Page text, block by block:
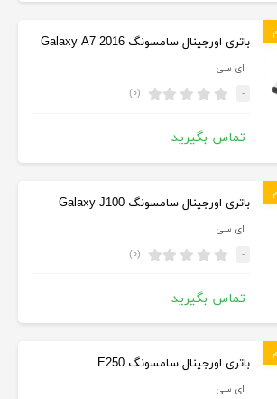
باتری اورجینال سامسونگ Galaxy A7 2016
ای سی
- (۰)
تماس بگیرید
باتری اورجینال سامسونگ Galaxy J100
ای سی
- (۰)
تماس بگیرید
باتری اورجینال سامسونگ E250
ای سی